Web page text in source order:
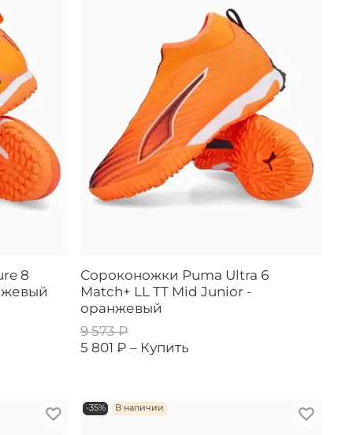
8
Сороконожки Puma Ultra 6
Match+ LL TT Mid Junior -
оранжевый
9 573 ₽
5 801 ₽ – Купить
-35% В наличии